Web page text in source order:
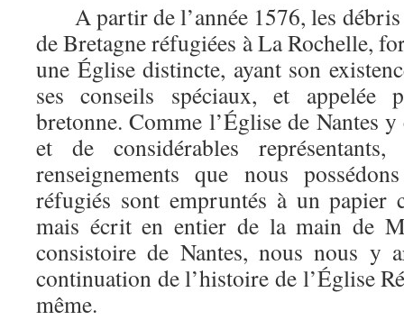
A partir de l’année 1576, les débris
de Bretagne réfugiées à La Rochelle,
une Église distincte, ayant son
ses conseils spéciaux, et
bretonne. Comme l’Église de Nantes
et de considérables
renseignements que nous
réfugiés sont empruntés à un papier
mais écrit en entier de la main de
consistoire de Nantes, nous nous y
continuation de l’histoire de l’Église
même.